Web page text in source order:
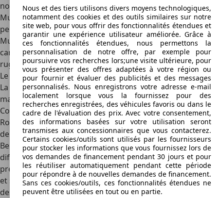
nouvelle Mulsanne est une digne héritière des premières
Mulsannes, qui s'illustraient déjà au niveau de leurs
performances routières. La boite ZF à 8 rapports de la
Mulsanne exploite essentiellement le couple du moteur
car, dans ce genre de voitures, il ne convient pas de faire
rugir le moteur.
Le fruit d'un travail remarquable
La Bentley Mulsanne est en grande partie assemblée à la
main dans les ateliers de l'usine historique à Crewe.
Conçue pour une clientèle à part, elle a pour rival les Rolls
Royce. La confection de l'habitacle de la Bentley Mulsanne
demande plus de 170 heures de travail, et les artisans de
Bentley réalisent un travail impressionnant, avec les
différents matériaux allant des cuirs moelleux aux bois
précieux. Les sièges arrière sont réglables électriquement
et sont notamment chauffants, massants et ventilés, avec
des systèmes de chauffage et de ventilation indépendants
Nous et des tiers utilisons divers moyens technologiques,
notamment des cookies et des outils similaires sur notre
site web, pour vous offrir des fonctionnalités étendues et
garantir une expérience utilisateur améliorée. Grâce à
ces fonctionnalités étendues, nous permettons la
personnalisation de notre offre, par exemple pour
poursuivre vos recherches lors;une visite ultérieure, pour
vous présenter des offres adaptées à votre région ou
pour fournir et évaluer des publicités et des messages
personnalisés. Nous enregistrons votre adresse e-mail
localement lorsque vous la fournissez pour des
recherches enregistrées, des véhicules favoris ou dans le
cadre de l'évaluation des prix. Avec votre consentement,
des informations basées sur votre utilisation seront
transmises aux concessionnaires que vous contacterez.
Certains cookies/outils sont utilisés par les fournisseurs
pour stocker les informations que vous fournissez lors de
vos demandes de financement pendant 30 jours et pour
les réutiliser automatiquement pendant cette période
pour répondre à de nouvelles demandes de financement.
Sans ces cookies/outils, ces fonctionnalités étendues ne
peuvent être utilisées en tout ou en partie.